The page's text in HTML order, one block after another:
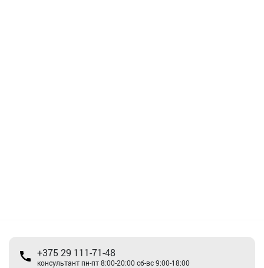
+375 29 111-71-48
консультант пн-пт 8:00-20:00 сб-вс 9:00-18:00